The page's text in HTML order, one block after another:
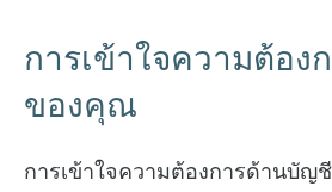
การเข้าใจความต้อ
ของคุณ
การเข้าใจความต้องการด้านบัญ